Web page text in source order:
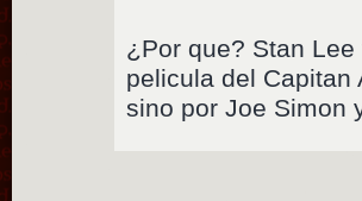
¿Por que? Stan
pelicula del Capitan
sino por Joe Simon